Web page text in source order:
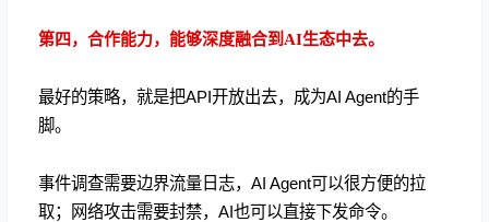
第四，合作能力，能够深度融合到AI生态中去。
最好的策略，就是把API开放出去，成为AI Agent的手
脚。
事件调查需要边界流量日志，AI Agent可以很方便的拉
取；网络攻击需要封禁，AI也可以直接下发命令。